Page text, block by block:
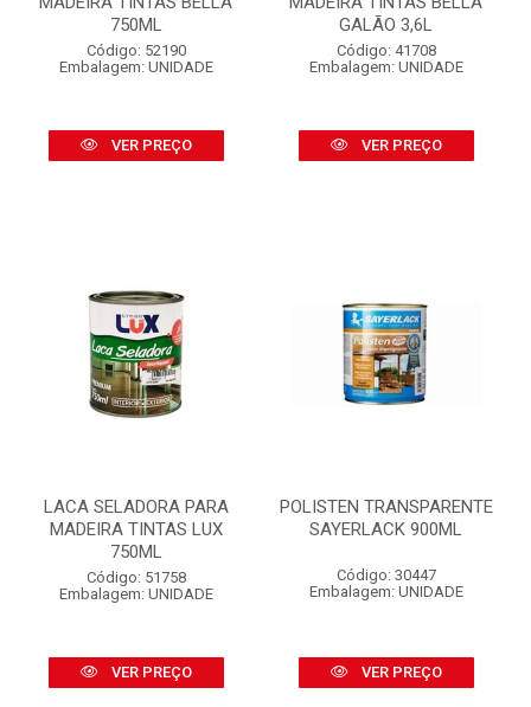
750ML
Código: 52190
Embalagem: UNIDADE
VER PREÇO
GALÃO 3,6L
Código: 41708
Embalagem: UNIDADE
VER PREÇO
LACA SELADORA PARA
MADEIRA TINTAS LUX
750ML
Código: 51758
Embalagem: UNIDADE
VER PREÇO
POLISTEN TRANSPARENTE
SAYERLACK 900ML
Código: 30447
Embalagem: UNIDADE
VER PREÇO